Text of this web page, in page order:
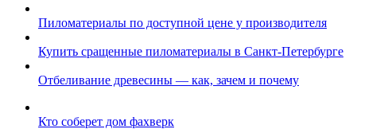
Пиломатериалы по доступной цене у производителя
Купить сращенные пиломатериалы в Санкт-Петербурге
Отбеливание древесины — как, зачем и почему
Кто соберет дом фахверк